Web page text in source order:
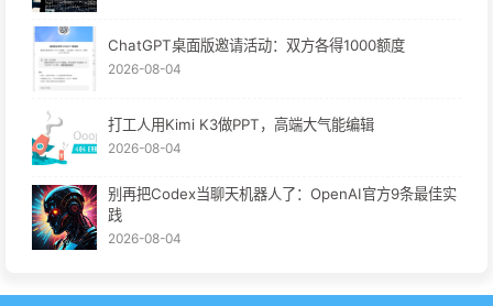
ChatGPT桌面版邀请活动：双方各得1000额度
2026-08-04
打工人用Kimi K3做PPT，高端大气能编辑
2026-08-04
别再把Codex当聊天机器人了：OpenAI官方9条最佳实
践
2026-08-04